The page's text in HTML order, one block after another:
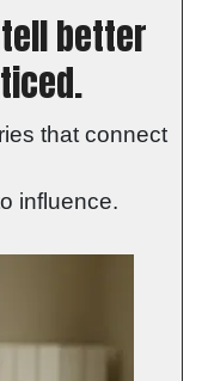
better
that connect
influence.